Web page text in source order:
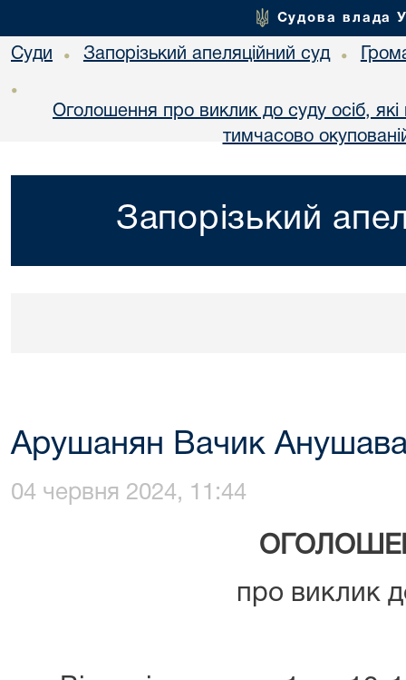
Судова влада
Суди • Запорізький апеляційний суд •
•
Оголошення про виклик до суду осіб,
тимчасово
Запорізький
Арушанян Вачик
04 червня 2024, 11:44
про виклик